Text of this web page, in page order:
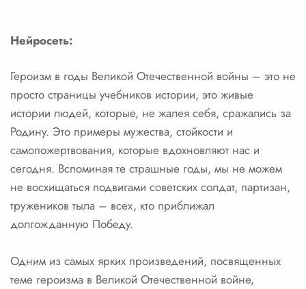
Нейросеть:
Героизм в годы Великой Отечественной войны – это не
просто страницы учебников истории, это живые
истории людей, которые, не жалея себя, сражались за
Родину. Это примеры мужества, стойкости и
самопожертвования, которые вдохновляют нас и
сегодня. Вспоминая те страшные годы, мы не можем
не восхищаться подвигами советских солдат, партизан,
тружеников тыла – всех, кто приближал
долгожданную Победу.
Одним из самых ярких произведений, посвященных
теме героизма в Великой Отечественной войне,